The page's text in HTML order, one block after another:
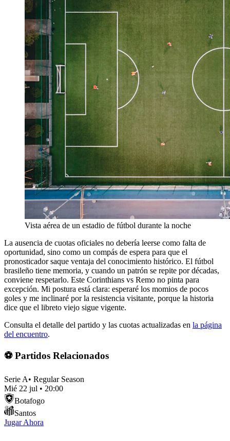
Vista aérea de un estadio de fútbol durante la noche
La ausencia de cuotas oficiales no debería leerse como falta de
oportunidad, sino como un compás de espera para que el
pronosticador saque ventaja del conocimiento histórico. El fútbol
brasileño tiene memoria, y cuando un patrón se repite por décadas,
conviene respetarlo. Este Corinthians vs Remo no pinta para
excepción. Mi postura está clara: esperaré los momios de pocos
goles y me inclinaré por la resistencia visitante, porque la historia
dice que el libreto viejo sigue vigente.
Consulta el detalle del partido y las cuotas actualizadas en la página
del encuentro.
⚽ Partidos Relacionados
Serie A• Regular Season
Mié 22 jul • 20:00
Botafogo
Santos
Jugar Ahora